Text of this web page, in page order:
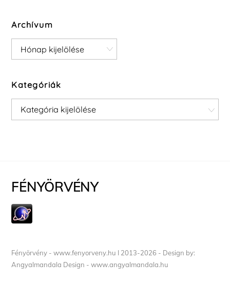
Archívum
Archívum
Kategóriák
Kategóriák
FÉNYÖRVÉNY
Fényörvény - www.fenyorveny.hu I 2013-2026 - Design by:
Angyalmandala Design - www.angyalmandala.hu